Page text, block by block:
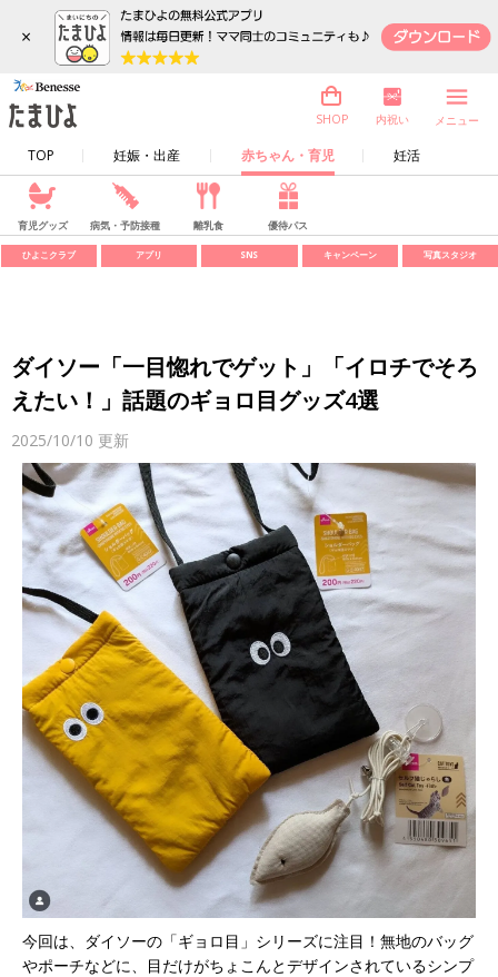
×
TOP 妊娠・出産 赤ちゃん・育児 妊活
SHOP 内祝い メニュー
育児グッズ 病気・予防接種 離乳食 優待パス
ひよこクラブ アプリ SNS キャンペーン 写真スタジオ
ダイソー「一目惚れでゲット」「イロチでそろ
えたい！」話題のギョロ目グッズ4選
2025/10/10 更新
今回は、ダイソーの「ギョロ目」シリーズに注目！無地のバッグ
やポーチなどに、目だけがちょこんとデザインされているシンプ